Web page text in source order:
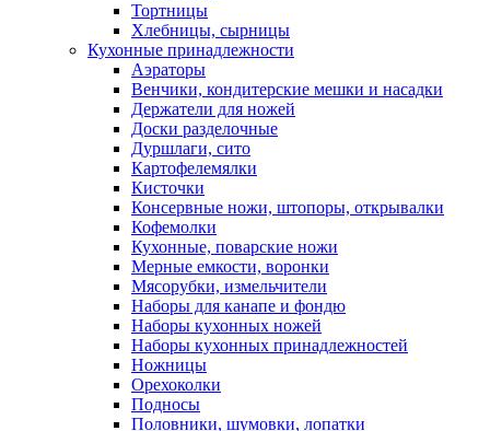
Тортницы
Хлебницы, сырницы
Кухонные принадлежности
Аэраторы
Венчики, кондитерские мешки и насадки
Держатели для ножей
Доски разделочные
Дуршлаги, сито
Картофелемялки
Кисточки
Консервные ножи, штопоры, открывалки
Кофемолки
Кухонные, поварские ножи
Мерные емкости, воронки
Мясорубки, измельчители
Наборы для канапе и фондю
Наборы кухонных ножей
Наборы кухонных принадлежностей
Ножницы
Орехоколки
Подносы
Половники, шумовки, лопатки